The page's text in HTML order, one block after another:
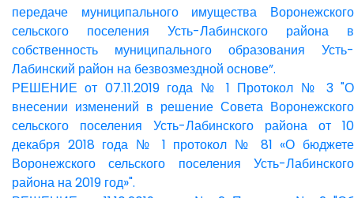
передаче муниципального имущества Воронежского
сельского поселения Усть-Лабинского района в
собственность муниципального образования Усть-
Лабинский район на безвозмездной основе”.
РЕШЕНИЕ от 07.11.2019 года № 1 Протокол № 3 "О
внесении изменений в решение Совета Воронежского
сельского поселения Усть-Лабинского района от 10
декабря 2018 года № 1 протокол № 81 «О бюджете
Воронежского сельского поселения Усть-Лабинского
района на 2019 год»".